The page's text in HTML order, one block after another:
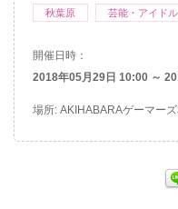
秋葉原 芸能・アイドル
開催日時：
2018年05月29日 10:00 ～
場所: AKIHABARAゲーマー